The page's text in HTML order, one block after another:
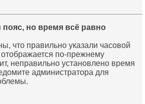
но время всё равно
что правильно указали часовой
по-прежнему
неправильно установлено время
администратора для